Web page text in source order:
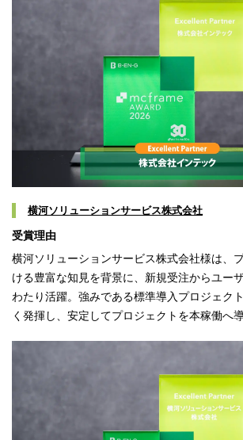
横河ソリューションサービス株式会社
受賞理由
横河ソリューションサービス株式会社様は、
ける豊富な知見を背景に、新規受注からユー
わたり活躍。強みである標準導入プロジェク
く発揮し、安定してプロジェクトを本稼働へ